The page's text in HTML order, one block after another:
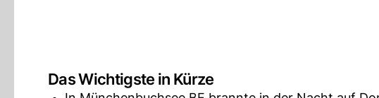
Das Wichtigste in Kürze